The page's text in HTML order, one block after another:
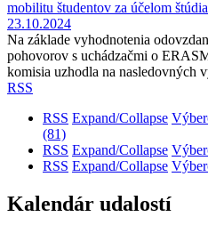
Na základe vyhodnotenia
pohovorov s uchádzačmi o
komisia uzhodla na nasledovných
RSS
RSS Expand/Collapse
(81)
RSS Expand/Collapse
RSS Expand/Collapse
Kalendár udalostí